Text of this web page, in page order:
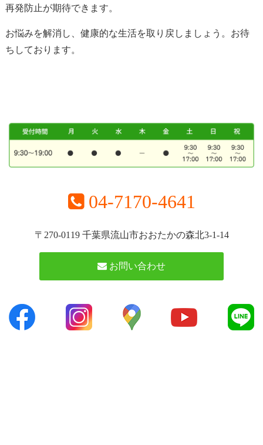
再発防止が期待できます。
お悩みを解消し、健康的な生活を取り戻しましょう。お待
ちしております。
04-7170-4641
〒270-0119 千葉県流山市おおたかの森北3-1-14
お問い合わせ